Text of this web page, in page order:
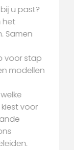
bij u past?
het
Samen
voor stap
modellen
welke
kiest voor
ons